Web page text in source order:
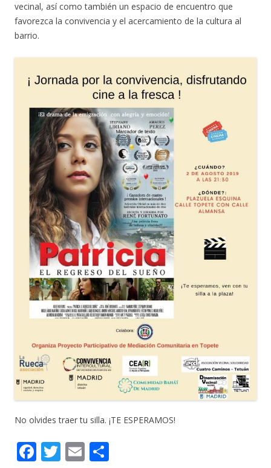
vecinal, así como también un espacio de encuentro que
favorezca la convivencia y el acercamiento de la cultura al
barrio.
No olvides traer tu silla. ¡TE ESPERAMOS!
F T E